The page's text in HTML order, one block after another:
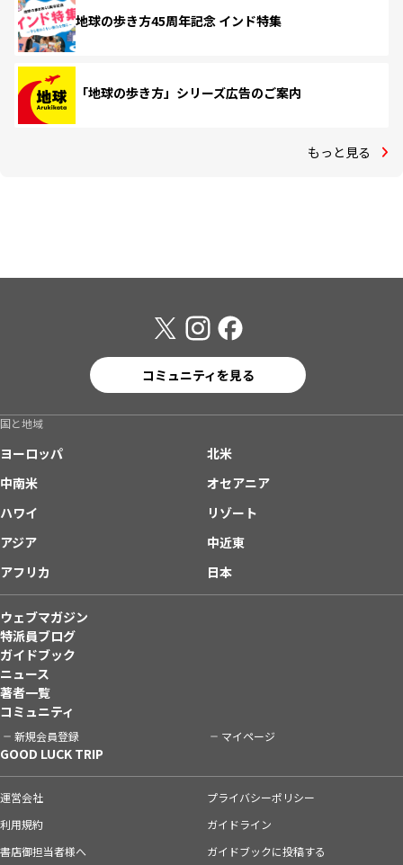
地球の歩き方45周年記念 インド特集
「地球の歩き方」シリーズ広告のご案内
もっと見る
コミュニティを見る
国と地域
ヨーロッパ
北米
中南米
オセアニア
ハワイ
リゾート
アジア
中近東
アフリカ
日本
ウェブマガジン
特派員ブログ
ガイドブック
ニュース
著者一覧
コミュニティ
新規会員登録 マイページ
GOOD LUCK TRIP
運営会社
プライバシーポリシー
利用規約
ガイドライン
書店御担当者様へ
ガイドブックに投稿する